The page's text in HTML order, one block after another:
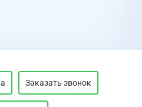
Заказать звонок